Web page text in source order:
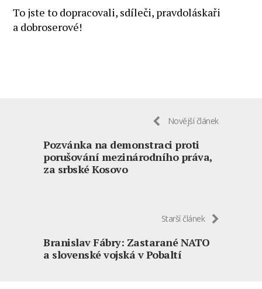
To jste to dopracovali, sdíleči, pravdoláskaři
a dobroserové!
Novější článek
Pozvánka na demonstraci proti
porušování mezinárodního práva,
za srbské Kosovo
Starší článek
Branislav Fábry: Zastarané NATO
a slovenské vojská v Pobaltí